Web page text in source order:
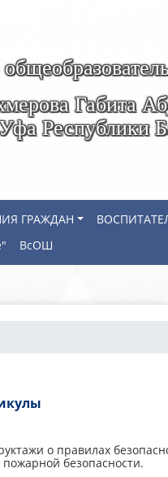
Габита
Уфа Республики
ГРАЖДАН
ВсОШ
о правилах
безопасности.